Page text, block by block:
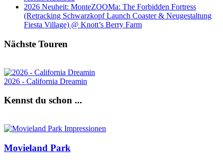
2026 Neuheit: MonteZOOMa: The Forbidden Fortress
(Retracking Schwarzkopf Launch Coaster & Neugestaltung
Fiesta Village) @ Knott’s Berry Farm
Nächste Touren
2026 - California Dreamin
Kennst du schon ...
Movieland Park